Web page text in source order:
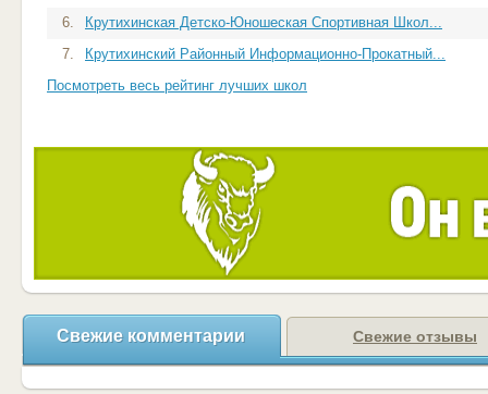
6.
Крутихинская Детско-Юношеская Спортивная Школ...
7.
Крутихинский Районный Информационно-Прокатный...
Посмотреть весь рейтинг лучших школ
Свежие комментарии Свежие отзывы